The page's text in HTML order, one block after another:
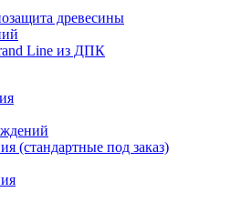
древесины
Line из ДПК
(стандартные под заказ)